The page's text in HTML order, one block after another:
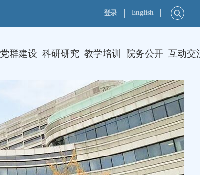
登录 English
党群建设 科研研究 教学培训 院务公开 互动交